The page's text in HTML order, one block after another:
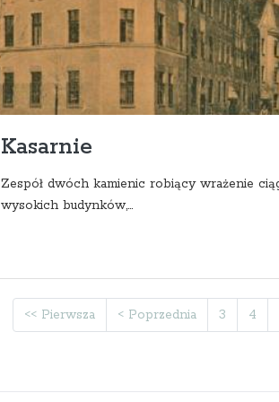
Kasarnie
Zespół dwóch kamienic robiący wrażenie
wysokich budynków,...
<< Pierwsza < Poprzednia 3 4